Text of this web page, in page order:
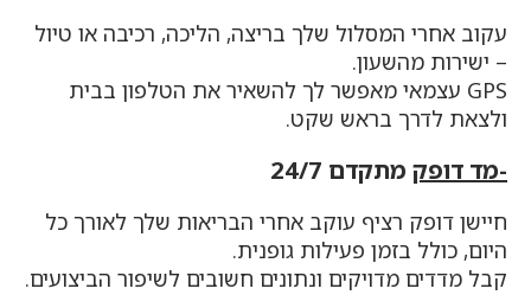
עקוב אחרי המסלול שלך בריצה, הליכה, רכיבה או טיול
– ישירות מהשעון.
GPS עצמאי מאפשר לך להשאיר את הטלפון בבית
ולצאת לדרך בראש שקט.
-מד דופק מתקדם 24/7
חיישן דופק רציף עוקב אחרי הבריאות שלך לאורך כל
היום, כולל בזמן פעילות גופנית.
קבל מדדים מדויקים ונתונים חשובים לשיפור הביצועים.